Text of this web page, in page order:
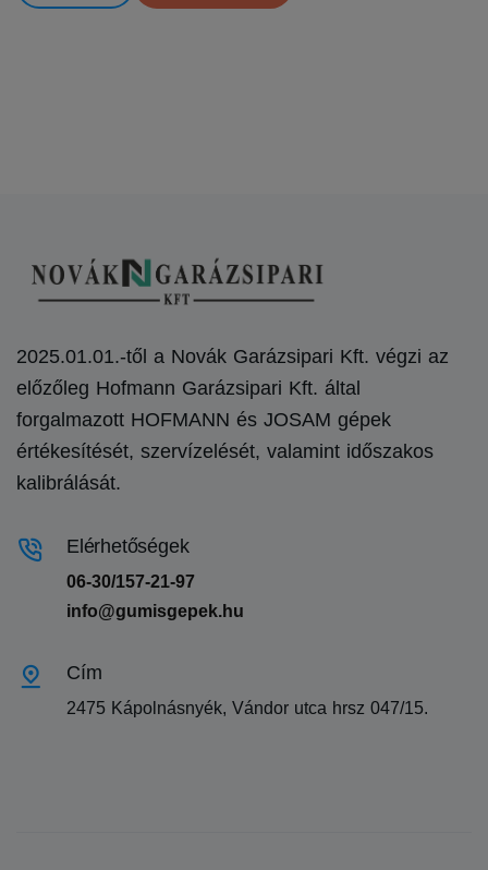
2025.01.01.-től a Novák Garázsipari Kft. végzi az
előzőleg Hofmann Garázsipari Kft. által
forgalmazott HOFMANN és JOSAM gépek
értékesítését, szervízelését, valamint időszakos
kalibrálását.
Elérhetőségek
06-30/157-21-97
info@gumisgepek.hu
Cím
2475 Kápolnásnyék, Vándor utca hrsz 047/15.